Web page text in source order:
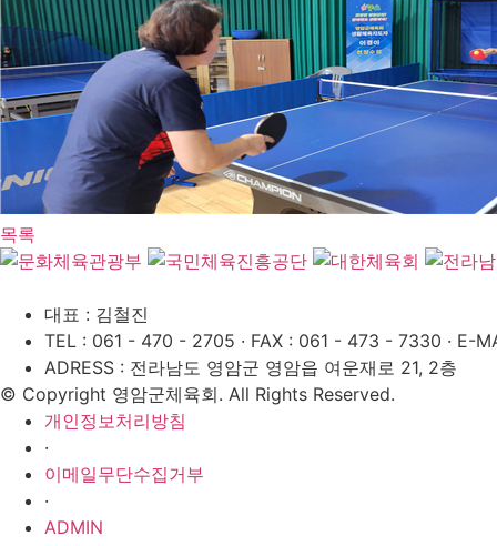
목록
대표 : 김철진
TEL : 061 - 470 - 2705 · FAX : 061 - 473 - 7330 · E-
ADRESS : 전라남도 영암군 영암읍 여운재로 21, 2층
© Copyright 영암군체육회. All Rights Reserved.
개인정보처리방침
·
이메일무단수집거부
·
ADMIN